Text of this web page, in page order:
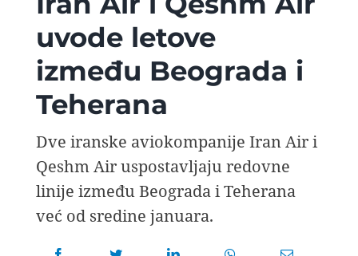
AVIOPEDIA
SPECIJAL
FOTO PRIČA
TEMA
AGENT
uvode letove
između Beograda i
Teherana
Dve iranske aviokompanije Iran Air i
Qeshm Air uspostavljaju redovne
linije između Beograda i Teherana
već od sredine januara.